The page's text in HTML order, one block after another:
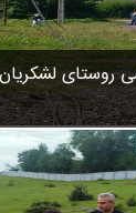
روستاها
ورزشی
سیاسی
چندرسانه ای
مسیر گردشگری دیلمان
درباره ما
روستای